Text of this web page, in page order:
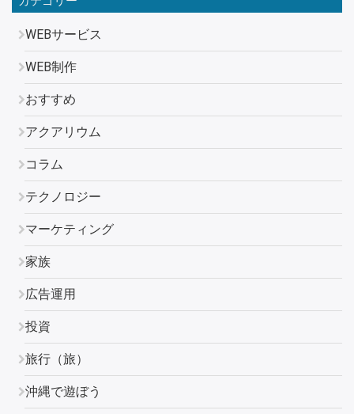
WEBサービス
WEB制作
おすすめ
アクアリウム
コラム
テクノロジー
マーケティング
家族
広告運用
投資
旅行（旅）
沖縄で遊ぼう